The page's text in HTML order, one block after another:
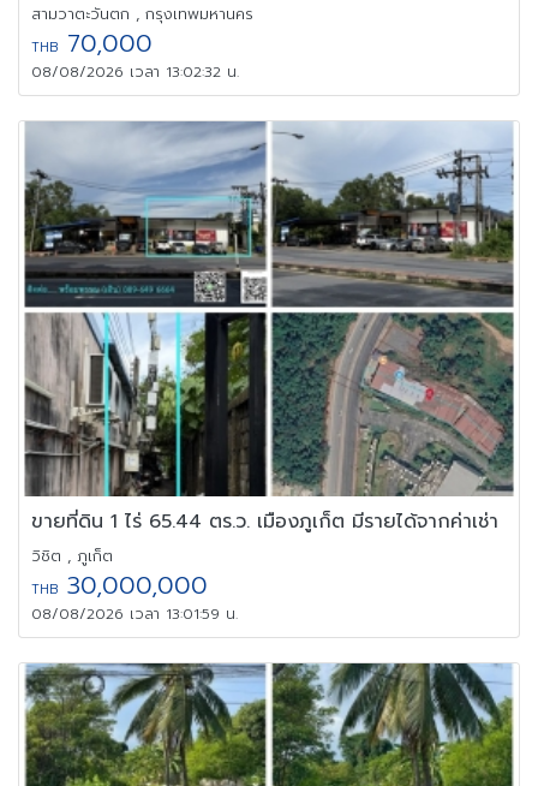
สามวาตะวันตก , กรุงเทพมหานคร
THB 70,000
08/08/2026 เวลา 13:02:32 น.
ขายที่ดิน 1 ไร่ 65.44 ตร.ว. เมืองภูเก็ต มีรายได้จากค่าเช่า
วิชิต , ภูเก็ต
THB 30,000,000
08/08/2026 เวลา 13:01:59 น.